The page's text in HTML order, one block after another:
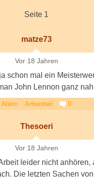
Seite 1
Vor Letzte Seite
matze73
Vor 18 Jahren
ja schon mal ein
John Lennon ganz
Alarm Antworten 0
Thesoeri
Vor 18 Jahren
leider nicht anhören,
Die letzten Sachen